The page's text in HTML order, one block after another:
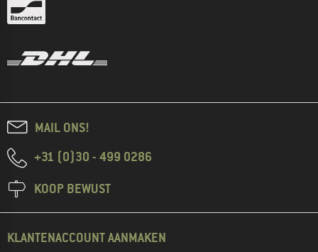
MAIL ONS!
+31 (0)30 - 499 0286
KOOP BEWUST
KLANTENACCOUNT AANMAKEN